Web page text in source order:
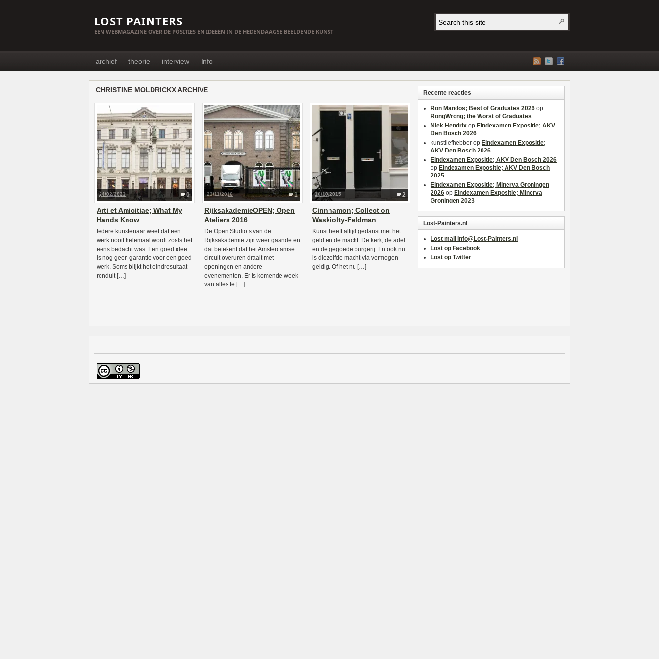
LOST PAINTERS
EEN WEBMAGAZINE OVER DE POSITIES EN IDEEËN IN DE HEDENDAAGSE BEELDENDE KUNST
archief theorie interview Info
CHRISTINE MOLDRICKX ARCHIVE
0
24/02/2023
Arti et Amicitiae; What My
Hands Know
Iedere kunstenaar weet dat een
werk nooit helemaal wordt zoals het
eens bedacht was. Een goed idee
is nog geen garantie voor een goed
werk. Soms blijkt het eindresultaat
ronduit […]
1
23/11/2016
RijksakademieOPEN; Open
Ateliers 2016
De Open Studio’s van de
Rijksakademie zijn weer gaande en
dat betekent dat het Amsterdamse
circuit overuren draait met
openingen en andere
evenementen. Er is komende week
van alles te […]
2
16/10/2015
Cinnnamon; Collection
Waskiolty-Feldman
Kunst heeft altijd gedanst met het
geld en de macht. De kerk, de adel
en de gegoede burgerij. En ook nu
is diezelfde macht via vermogen
geldig. Of het nu […]
Recente reacties
Ron Mandos; Best of Graduates 2026 op
RongWrong; the Worst of Graduates
Niek Hendrix op Eindexamen Expositie; AKV
Den Bosch 2026
kunstliefhebber op Eindexamen Expositie;
AKV Den Bosch 2026
Eindexamen Expositie; AKV Den Bosch 2026
op Eindexamen Expositie; AKV Den Bosch
2025
Eindexamen Expositie; Minerva Groningen
2026 op Eindexamen Expositie; Minerva
Groningen 2023
Lost-Painters.nl
Lost mail info@Lost-Painters.nl
Lost op Facebook
Lost op Twitter